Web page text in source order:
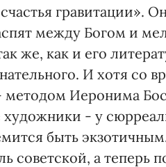
гравитации».
между Богом и
же, как и его
И хотя со
Иеронима
художники - у
быть
советской, а теперь